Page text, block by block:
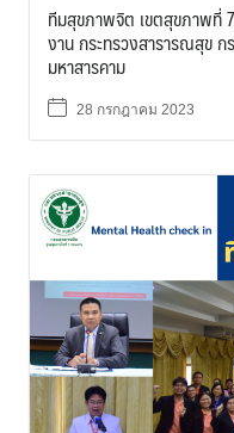
ทีมสุขภาพจิต เขตสุขภาพที่
งาน กระทรวงสารารณสุข
มหาสารคาม
28 กรกฎาคม 2023